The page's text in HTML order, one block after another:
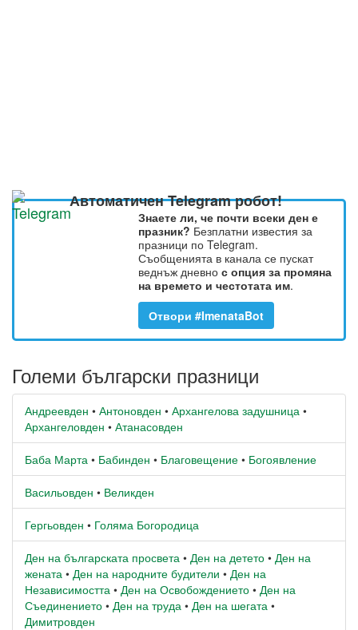
Автоматичен Telegram робот!
Знаете ли, че почти всеки ден е
празник? Безплатни известия за
празници по Telegram.
Съобщенията в канала се пускат
веднъж дневно с опция за промяна
на времето и честотата им.
Отвори #ImenataBot
Големи български празници
Андреевден • Антоновден • Архангелова задушница •
Архангеловден • Атанасовден
Баба Марта • Бабинден • Благовещение • Богоявление
Васильовден • Великден
Гергьовден • Голяма Богородица
Ден на българската просвета • Ден на детето • Ден на
жената • Ден на народните будители • Ден на
Независимостта • Ден на Освобождението • Ден на
Съединението • Ден на труда • Ден на шегата •
Димитровден